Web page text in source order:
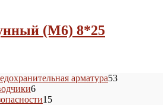
(М6) 8*25
арматура5353
66
товаров
1515